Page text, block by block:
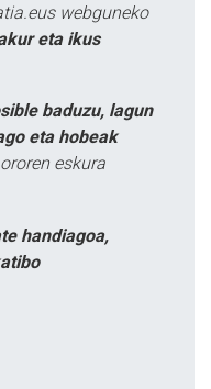
webguneko
eta ikus
baduzu, lagun
eta hobeak
eskura
handiagoa,